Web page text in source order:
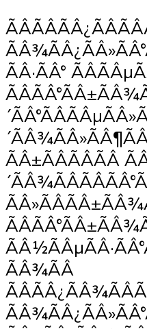
ÃÂ·ÃÂ°
ÃÂ±ÃÂÃÂÃÂ
ÃÂ¾ÃÂ